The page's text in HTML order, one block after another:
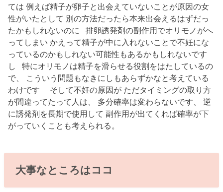
ては 例えば精子が卵子と出会えていないことが原因の女
性がいたとして 別の方法だったら本来出会えるはずだっ
たかもしれないのに 排卵誘発剤の副作用でオリモノがへ
ってしまい かえって精子が中に入れないことで不妊にな
っているのかもしれない可能性もあるかもしれないです
し 特にオリモノは精子を滑らせる役割をはたしているの
で、 こういう問題もなきにしもあらずかなと考えている
わけです そして不妊の原因が ただタイミングの取り方
が間違ってたって人は、 多分確率は変わらないです、 逆
に誘発剤を長期で使用して 副作用が出てくれば確率が下
がっていくことも考えられる。
大事なところはココ